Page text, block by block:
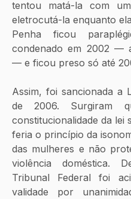
tentou matá-la com
eletrocutá-la enquanto
Penha ficou
condenado em 2002 —
— e ficou preso só até
Assim, foi sancionada a
de 2006. Surgiram
constitucionalidade da lei
feria o princípio da
das mulheres e não
violência doméstica.
Tribunal Federal foi
validade por